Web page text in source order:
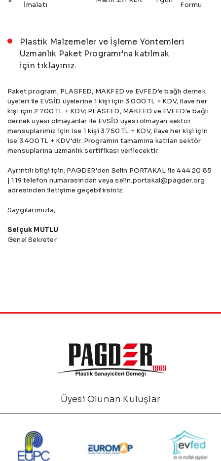
İmalatı Formu
Plastik Malzemeler ve İşleme Yöntemleri
Uzmanlık Paket Programı’na katılmak
için tıklayınız.
Paket program, PLASFED, MAKFED ve EVFED’e bağlı dernek
üyeleri ile EVSİD üyelerine 1 kişi için 3.000 TL + KDV, ilave her
kişi için 2.700 TL + KDV; PLASFED, MAKFED ve EVFED’e bağlı
dernek üyesi olmayanlar ile EVSİD üyesi olmayan sektör
mensuplarımız için ise 1 kişi 3.750 TL + KDV, ilave her kişi için
ise 3.400 TL + KDV’dir. Programın tamamına katılan sektör
mensuplarına uzmanlık sertifikası verilecektir.
Ayrıntılı bilgi için; PAGDER’den Selin PORTAKAL ile 444 20 85
| 119 telefon numarasından veya selin.portakal@pagder.org
adresinden iletişime geçebilirsiniz.
Saygılarımızla,
Selçuk MUTLU
Genel Sekreter
Üyesi Olunan Kuluşlar